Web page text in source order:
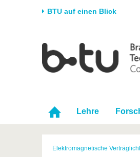
BTU auf einen Blick
Universität
Karriere & Engagement
Partnerschaften &
Strukturwandel
Lehre
Elektromagnetische